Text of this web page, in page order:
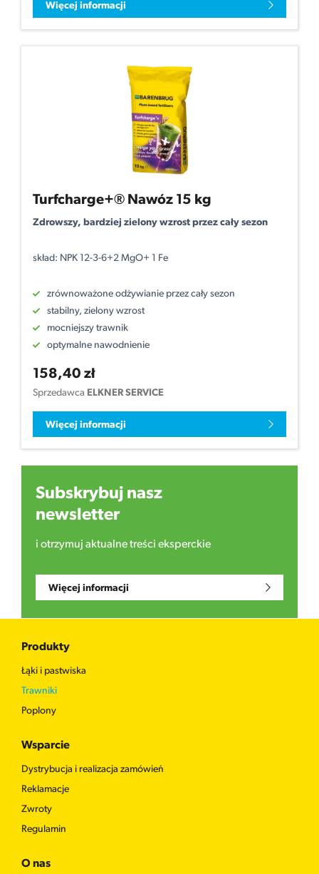
Więcej informacji
Turfcharge+® Nawóz 15 kg
Zdrowszy, bardziej zielony wzrost przez cały sezon
skład: NPK 12-3-6+2 MgO+ 1 Fe
zrównoważone odżywianie przez cały sezon
stabilny, zielony wzrost
mocniejszy trawnik
optymalne nawodnienie
158,40 zł
Sprzedawca ELKNER SERVICE
Więcej informacji
Subskrybuj nasz
newsletter
i otrzymuj aktualne treści eksperckie
Więcej informacji
Produkty
Łąki i pastwiska
Trawniki
Poplony
Wsparcie
Dystrybucja i realizacja zamówień
Reklamacje
Zwroty
Regulamin
O nas